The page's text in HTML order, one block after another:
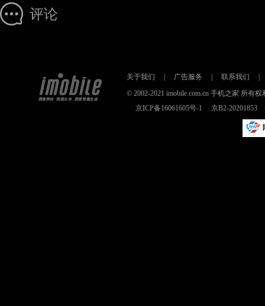
评论
关于我们 广告服务 联系我们
© 2002-2021 imobile.com.cn 手机之家 所有
京ICP备16061605号-1
京B2-20201853